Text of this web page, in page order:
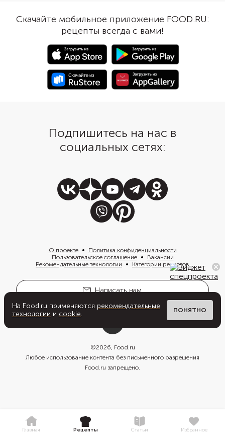
Например, можно смазать
лепешки творожным сыром и
дополнить курицей, огурцом и
более пряными,
замешивании теста
чеснок, паприку или
Нарисуйте на
границы лепешек,
карандашом тарелку
Тогда лепешки точно
одинаковыми по
Скачайте мобильное приложение FOOD.RU:
рецепты всегда с вами!
Подпишитесь на нас в
социальных сетях:
О проекте
Политика конфиденциальности
Пользовательское соглашение
Вакансии
Рекомендательные технологии
Категории рецептов
Написать нам
©2026, Food.ru
Любое использование контента без письменного разрешения
Food.ru запрещено.
На Food.ru применяются рекомендательные
технологии и cookie. ПОНЯТНО
Главная Рецепты Статьи Избранное